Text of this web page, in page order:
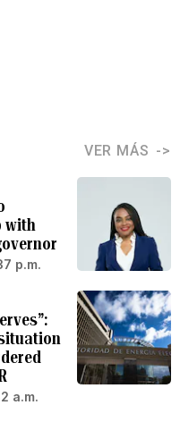
VER MÁS
with
p.m.
a.m.